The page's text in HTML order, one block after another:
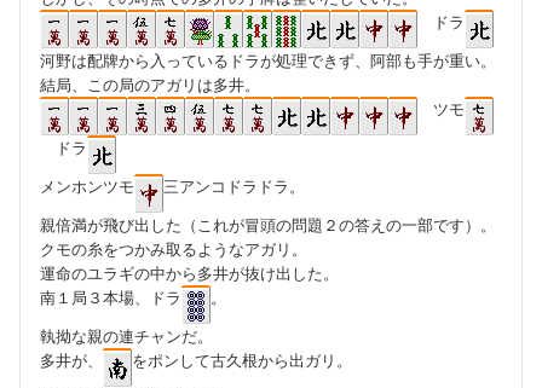
ドラ
河野は配牌から入っているドラが処理できず、阿部も手が重い。
結局、この局のアガリは多井。
ツモ
ドラ
メンホンツモ
三アンコドラドラ。
親倍満が飛び出した（これが冒頭の問題２の答えの一部です）。
クモの糸をつかみ取るようなアガリ。
運命のユラギの中から多井が抜け出した。
南１局３本場、ドラ
。
執拗な親の連チャンだ。
多井が、
をポンして古久根から出ガリ。